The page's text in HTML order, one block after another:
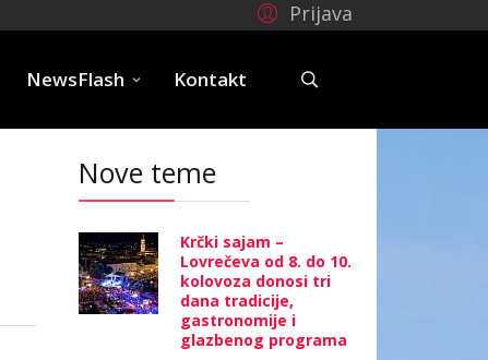
Prijava
NewsFlash Kontakt
Nove teme
Krčki sajam –
Lovrečeva od 8. do 10.
kolovoza donosi tri
dana tradicije,
gastronomije i
glazbenog programa